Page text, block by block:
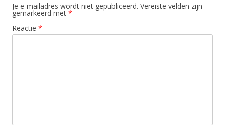
Je e-mailadres wordt niet gepubliceerd. Vereiste velden zijn
gemarkeerd met *
Reactie *